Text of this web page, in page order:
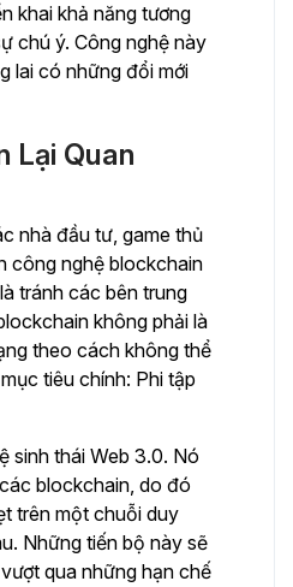
khai khả năng tương
chú ý. Công nghệ này
lai có những đổi mới
Lại Quan
nhà đầu tư, game thủ
công nghệ blockchain
tránh các bên trung
không phải là
theo cách không thể
tiêu chính: Phi tập
sinh thái Web 3.0. Nó
blockchain, do đó
trên một chuỗi duy
Những tiến bộ này sẽ
qua những hạn chế